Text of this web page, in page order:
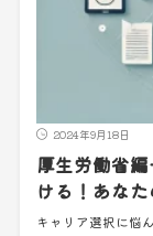
2024年9月18日
厚生労働省
ける！あな
キャリア選択に悩